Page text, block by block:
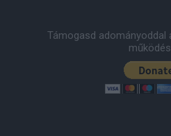
Támogasd adományoddal